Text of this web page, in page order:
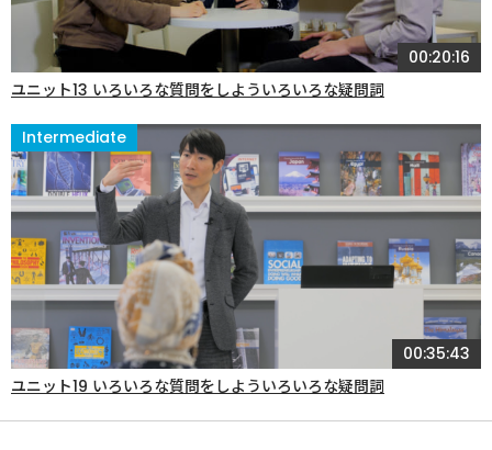
00:20:16
ユニット13 いろいろな質問をしよういろいろな疑問詞
Intermediate
00:35:43
ユニット19 いろいろな質問をしよういろいろな疑問詞